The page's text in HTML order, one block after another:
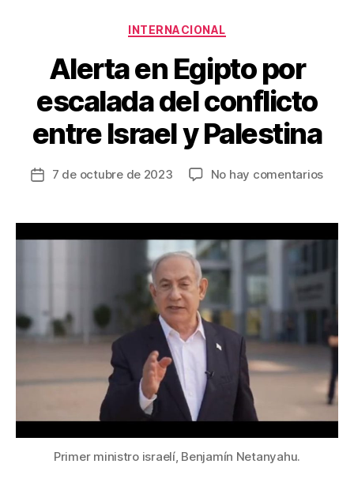
k
Categorías
INTERNACIONAL
Alerta en Egipto por
escalada del conflicto
entre Israel y Palestina
Fecha
entrada
7 de octubre de 2023 No hay comentariosen
por
entre
y
Primer ministro israelí, Benjamín Netanyahu.